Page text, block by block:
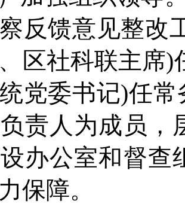
反馈意见整改
区社科联主席
党委书记)任
责人为成员，
办公室和督查
保障。